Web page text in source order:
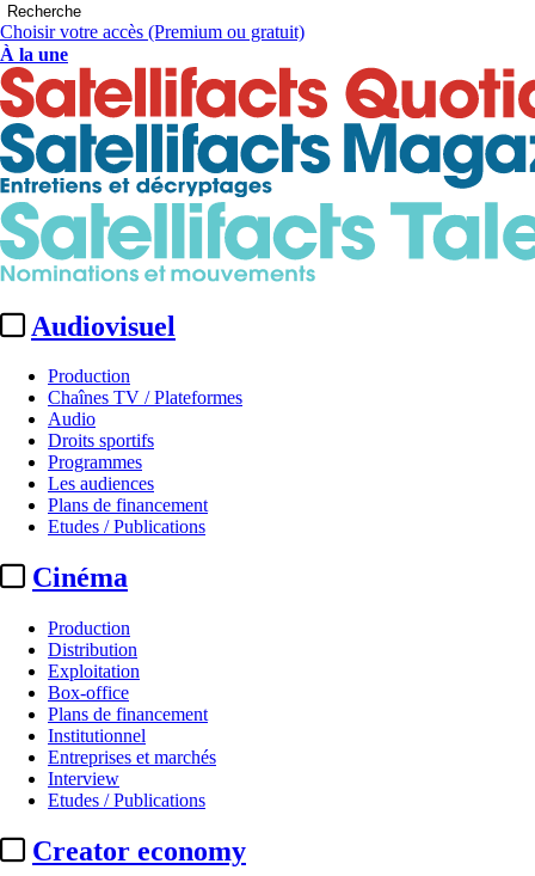
Recherche
Choisir votre accès (Premium ou gratuit)
À la une
Audiovisuel
Production
Chaînes TV / Plateformes
Audio
Droits sportifs
Programmes
Les audiences
Plans de financement
Etudes / Publications
Cinéma
Production
Distribution
Exploitation
Box-office
Plans de financement
Institutionnel
Entreprises et marchés
Interview
Etudes / Publications
Creator economy